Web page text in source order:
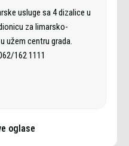
usluge sa 4 dizalice u
za limarsko-
užem centru grada.
162 1111
oglase